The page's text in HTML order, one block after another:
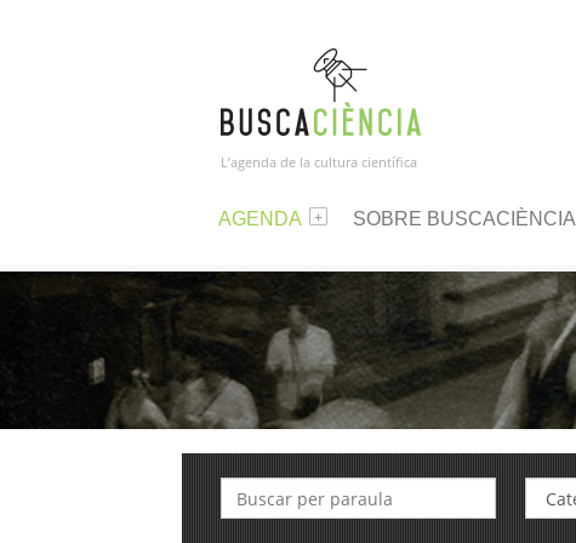
L’agenda de la cultura científica
AGENDA SOBRE BUSCACIÈNCIA